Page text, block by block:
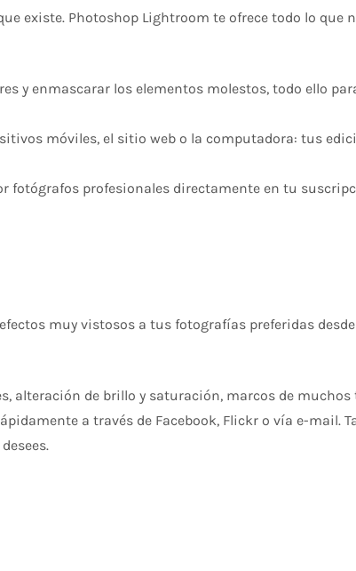
existe. Photoshop Lightroom te ofrece todo lo que
y enmascarar los elementos molestos, todo ello
móviles, el sitio web o la computadora: tus
fotógrafos profesionales directamente en tu
muy vistosos a tus fotografías preferidas
alteración de brillo y saturación, marcos de muchos
a través de Facebook, Flickr o vía e-mail.